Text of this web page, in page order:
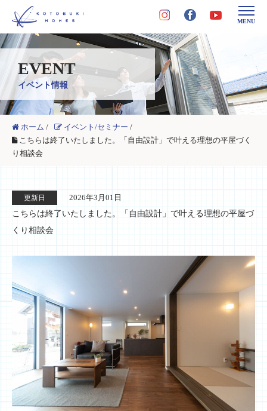
MENU
EVENT
イベント情報
ホーム / イベント/セミナー /
こちらは終了いたしました。「自由設計」で叶える理想の平屋づく
り相談会
更新日
2026年3月01日
こちらは終了いたしました。「自由設計」で叶える理想の平屋づ
くり相談会